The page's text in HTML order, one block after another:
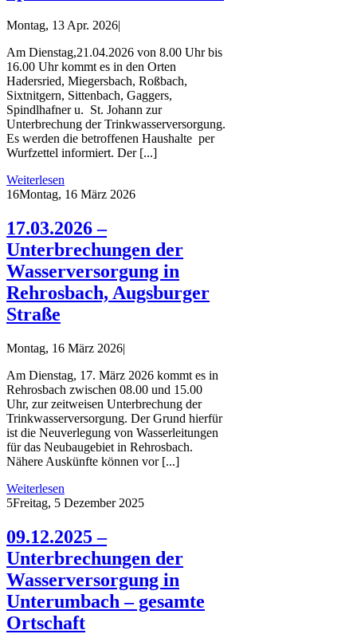
Montag, 13 Apr. 2026|
Am Dienstag,21.04.2026 von 8.00 Uhr bis
16.00 Uhr kommt es in den Orten
Hadersried, Miegersbach, Roßbach,
Sixtnitgern, Sittenbach, Gaggers,
Spindlhafner u. St. Johann zur
Unterbrechung der Trinkwasserversorgung.
Es werden die betroffenen Haushalte per
Wurfzettel informiert. Der [...]
Weiterlesen
16Montag, 16 März 2026
17.03.2026 –
Unterbrechungen der
Wasserversorgung in
Rehrosbach, Augsburger
Straße
Montag, 16 März 2026|
Am Dienstag, 17. März 2026 kommt es in
Rehrosbach zwischen 08.00 und 15.00
Uhr, zur zeitweisen Unterbrechung der
Trinkwasserversorgung. Der Grund hierfür
ist die Neuverlegung von Wasserleitungen
für das Neubaugebiet in Rehrosbach.
Nähere Auskünfte können vor [...]
Weiterlesen
5Freitag, 5 Dezember 2025
09.12.2025 –
Unterbrechungen der
Wasserversorgung in
Unterumbach – gesamte
Ortschaft